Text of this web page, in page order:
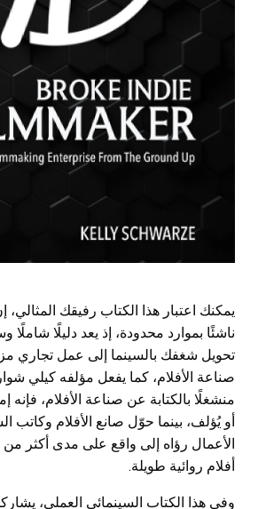
يمكنك اعتبار هذا الكتاب رفيقك
ناشئًا بموارد محدودة، إذ يعد دليلًا شاملًا
تحويل شغفك بالسينما إلى عمل تجاري
صناعة الأفلام، كما يفعل مؤلفه كيلي
منشغلًا بالكتابة عن صناعة الأفلام، فإنه
أو يُؤلف، بينما حوّل صانع الأفلام وكاتب
الأعمال رؤاه إلى واقع على مدى أكثر من
أفلام روائية طويلة.
وفي هذا الكتاب السينمائي العملي،